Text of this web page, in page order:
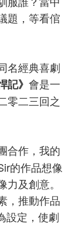
題，等看倌
名經典喜劇
記》 會是一
零二三回之
合作，我的
的作品想像
及創意。
，推動作品
設定，使劇